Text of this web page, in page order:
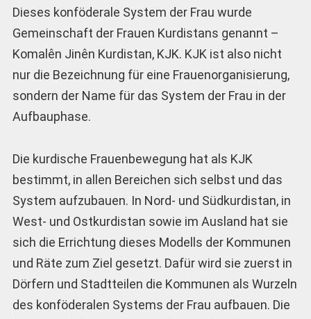
Dieses konföderale System der Frau wurde
Gemeinschaft der Frauen Kurdistans genannt –
Komalên Jinên Kurdistan, KJK. KJK ist also nicht
nur die Bezeichnung für eine Frauenorganisierung,
sondern der Name für das System der Frau in der
Aufbauphase.
Die kurdische Frauenbewegung hat als KJK
bestimmt, in allen Bereichen sich selbst und das
System aufzubauen. In Nord- und Südkurdistan, in
West- und Ostkurdistan sowie im Ausland hat sie
sich die Errichtung dieses Modells der Kommunen
und Räte zum Ziel gesetzt. Dafür wird sie zuerst in
Dörfern und Stadtteilen die Kommunen als Wurzeln
des konföderalen Systems der Frau aufbauen. Die